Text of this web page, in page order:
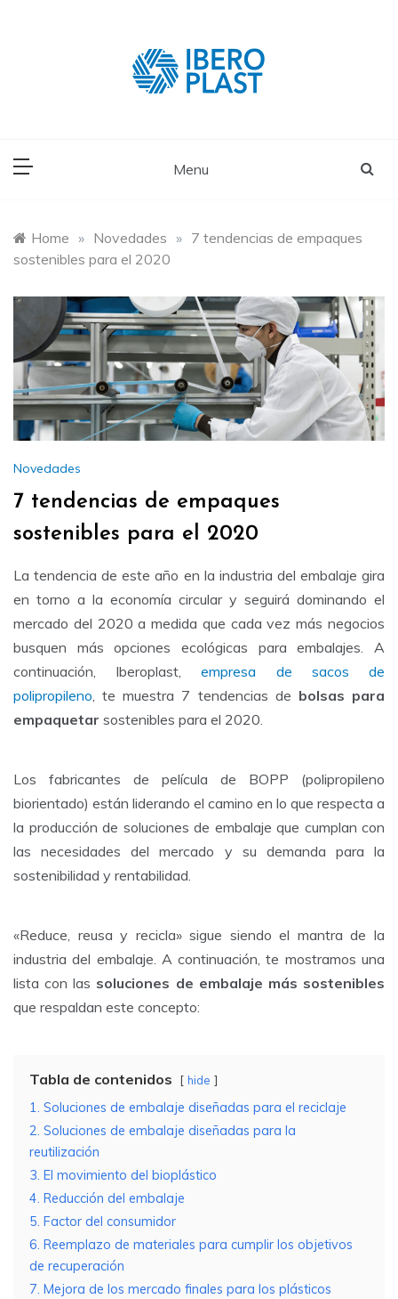
Menu
Home » Novedades » 7 tendencias de empaques
sostenibles para el 2020
Novedades
7 tendencias de empaques
sostenibles para el 2020
La tendencia de este año en la industria del embalaje gira
en torno a la economía circular y seguirá dominando el
mercado del 2020 a medida que cada vez más negocios
busquen más opciones ecológicas para embalajes. A
continuación, Iberoplast,empresa de sacos de
polipropileno, te muestra 7 tendencias de bolsas para
empaquetar sostenibles para el 2020.
Los fabricantes de película de BOPP (polipropileno
biorientado) están liderando el camino en lo que respecta a
la producción de soluciones de embalaje que cumplan con
las necesidades del mercado y su demanda para la
sostenibilidad y rentabilidad.
«Reduce, reusa y recicla» sigue siendo el mantra de la
industria del embalaje. A continuación, te mostramos una
lista con las soluciones de embalaje más sostenibles
que respaldan este concepto:
Tabla de contenidos hide
1. Soluciones de embalaje diseñadas para el reciclaje
2. Soluciones de embalaje diseñadas para la
reutilización
3. El movimiento del bioplástico
4. Reducción del embalaje
5. Factor del consumidor
6. Reemplazo de materiales para cumplir los objetivos
de recuperación
7. Mejora de los mercado finales para los plásticos